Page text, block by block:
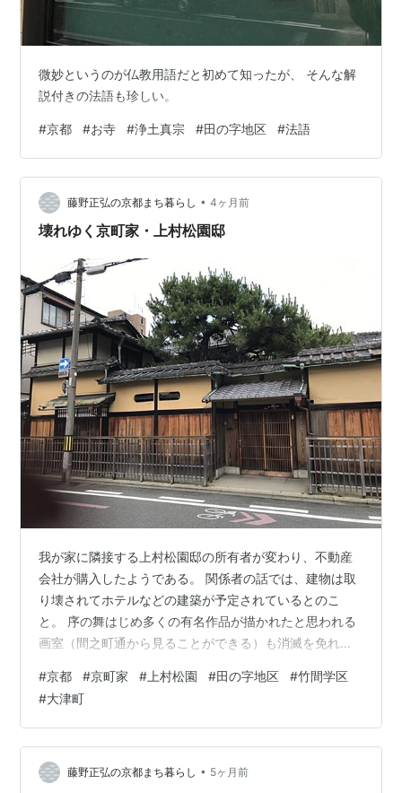
微妙というのが仏教用語だと初めて知ったが、 そんな解
説付きの法語も珍しい。
#京都 #お寺 #浄土真宗 #田の字地区 #法語
藤野正弘の京都まち暮らし • 4ヶ月前
壊れゆく京町家・上村松園邸
我が家に隣接する上村松園邸の所有者が変わり、不動産
会社が購入したようである。 関係者の話では、建物は取
り壊されてホテルなどの建築が予定されているとのこ
と。 序の舞はじめ多くの有名作品が描かれたと思われる
画室（間之町通から見ることができる）も消滅を免れな
家というだけでなく、歴史的文化的価値のある建造物が
取り壊されるのは個人の力ではどうしようもなく、指を
くわえて見ているしかないのが残念だ。駒井家住宅のよ
うに保存できないか、あるいは壊される前に内部見学な
どできないか、貴重な資料などないか、調度品などレス
#京都 #京町家 # 上村松園 #田の字地区 #竹間学区
#大津町
藤野正弘の京都まち暮らし • 5ヶ月前